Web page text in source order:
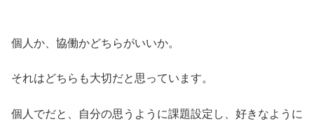
個人か、協働かどちらがいいか。
それはどちらも大切だと思っています。
個人でだと、自分の思うように課題設定し、好きなように